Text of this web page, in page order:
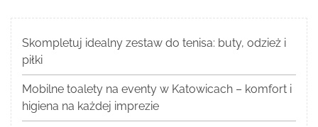
Skompletuj idealny zestaw do tenisa: buty, odzież i
piłki
Mobilne toalety na eventy w Katowicach – komfort i
higiena na każdej imprezie